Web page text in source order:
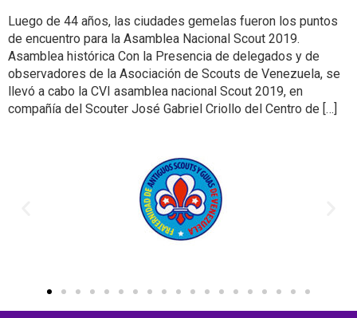
Luego de 44 años, las ciudades gemelas fueron los puntos
de encuentro para la Asamblea Nacional Scout 2019.
Asamblea histórica Con la Presencia de delegados y de
observadores de la Asociación de Scouts de Venezuela, se
llevó a cabo la CVI asamblea nacional Scout 2019, en
compañía del Scouter José Gabriel Criollo del Centro de […]